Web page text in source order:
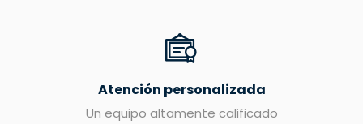
Atención personalizada
Un equipo altamente calificado